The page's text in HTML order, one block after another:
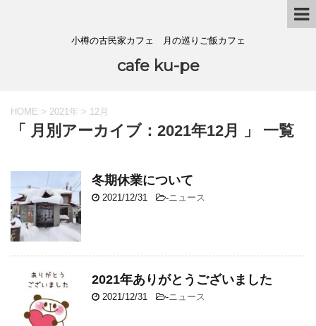
小樽の古民家カフェ 月の巡りご飯カフェ
cafe ku-pe
HOME > 2021年 > 12月
「 月別アーカイブ：2021年12月 」 一覧
冬期休業について
2021/12/31 -ニュース
2021年ありがとうございました
2021/12/31 -ニュース